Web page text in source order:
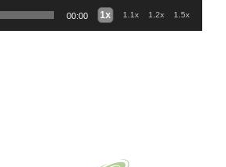
00:00 1x 1.1x 1.2x 1.5x